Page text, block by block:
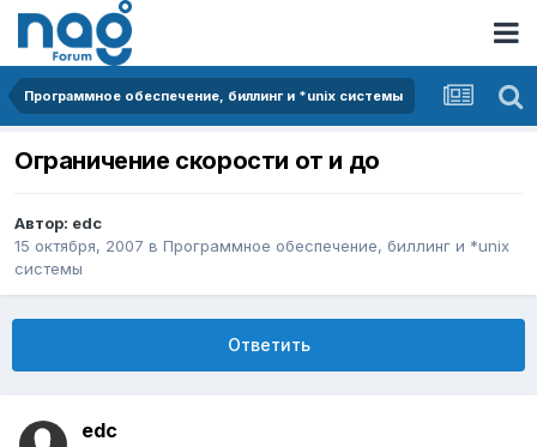
Программное обеспечение, биллинг и *unix системы
Ограничение скорости от и до
Автор: edc
15 октября, 2007 в Программное обеспечение, биллинг и *unix
системы
Ответить
edc